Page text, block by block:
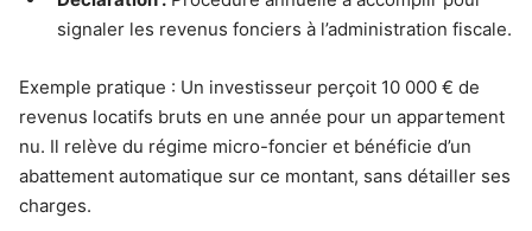
signaler les revenus fonciers à l’administration fiscale.
Exemple pratique : Un investisseur perçoit 10 000 € de
revenus locatifs bruts en une année pour un appartement
nu. Il relève du régime micro-foncier et bénéficie d’un
abattement automatique sur ce montant, sans détailler ses
charges.